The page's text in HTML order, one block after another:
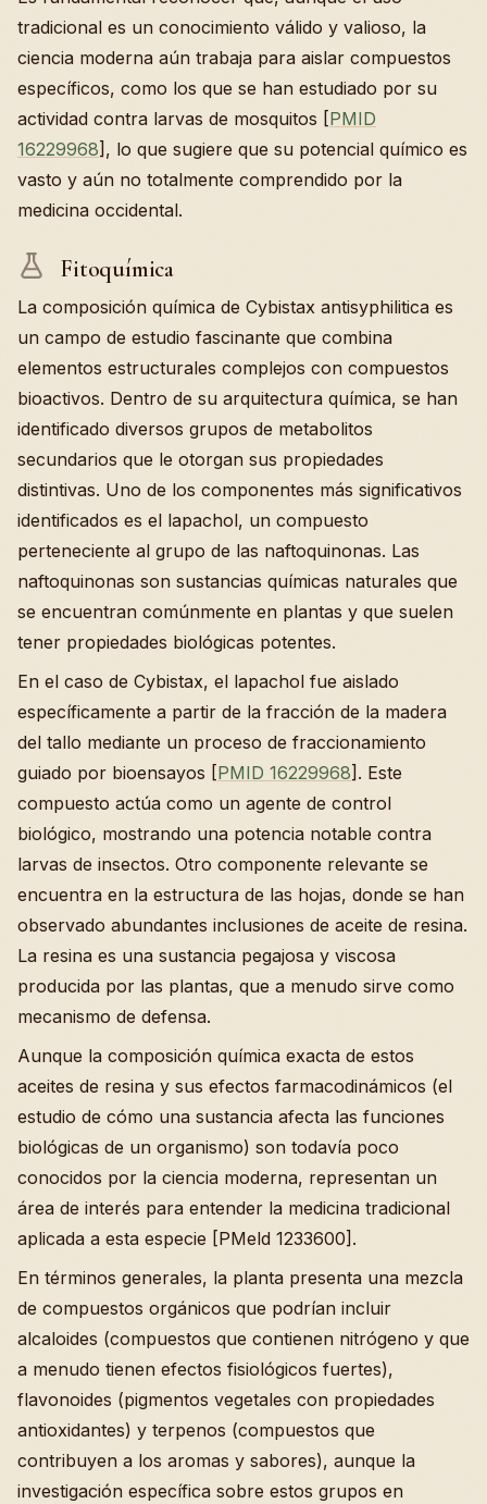
tradicional es un conocimiento válido y valioso, la
ciencia moderna aún trabaja para aislar compuestos
específicos, como los que se han estudiado por su
actividad contra larvas de mosquitos [PMID
16229968], lo que sugiere que su potencial químico es
vasto y aún no totalmente comprendido por la
medicina occidental.
Fitoquímica
La composición química de Cybistax antisyphilitica es
un campo de estudio fascinante que combina
elementos estructurales complejos con compuestos
bioactivos. Dentro de su arquitectura química, se han
identificado diversos grupos de metabolitos
secundarios que le otorgan sus propiedades
distintivas. Uno de los componentes más significativos
identificados es el lapachol, un compuesto
perteneciente al grupo de las naftoquinonas. Las
naftoquinonas son sustancias químicas naturales que
se encuentran comúnmente en plantas y que suelen
tener propiedades biológicas potentes.
En el caso de Cybistax, el lapachol fue aislado
específicamente a partir de la fracción de la madera
del tallo mediante un proceso de fraccionamiento
guiado por bioensayos [PMID 16229968]. Este
compuesto actúa como un agente de control
biológico, mostrando una potencia notable contra
larvas de insectos. Otro componente relevante se
encuentra en la estructura de las hojas, donde se han
observado abundantes inclusiones de aceite de resina.
La resina es una sustancia pegajosa y viscosa
producida por las plantas, que a menudo sirve como
mecanismo de defensa.
Aunque la composición química exacta de estos
aceites de resina y sus efectos farmacodinámicos (el
estudio de cómo una sustancia afecta las funciones
biológicas de un organismo) son todavía poco
conocidos por la ciencia moderna, representan un
área de interés para entender la medicina tradicional
aplicada a esta especie [PMeld 1233600].
En términos generales, la planta presenta una mezcla
de compuestos orgánicos que podrían incluir
alcaloides (compuestos que contienen nitrógeno y que
a menudo tienen efectos fisiológicos fuertes),
flavonoides (pigmentos vegetales con propiedades
antioxidantes) y terpenos (compuestos que
contribuyen a los aromas y sabores), aunque la
investigación específica sobre estos grupos en